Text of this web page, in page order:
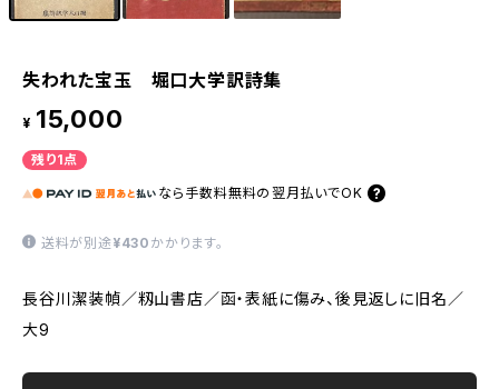
失われた宝玉 堀口大学訳詩集
¥ 15,000
残り1点
なら 手数料無料の 翌月払いでOK
送料が別途 ¥430 かかります。
長谷川潔装幀／籾山書店／函・表紙に傷み、後見返しに旧名／
大9